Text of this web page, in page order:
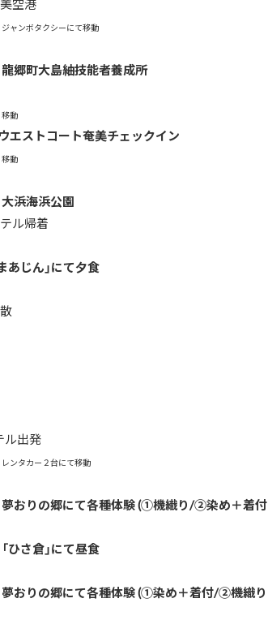
空港
ジャンボタクシーにて移動
龍郷町大島紬技能者養成所
移動
ウエストコート奄美チェックイン
移動
大浜海浜公園
テル帰着
あじん」にて夕食
出発
レンタカー２台にて移動
夢おりの郷にて各種体験 (①機織り/②染め＋着
「ひさ倉」にて昼食
夢おりの郷にて各種体験 (①染め＋着付/②機織